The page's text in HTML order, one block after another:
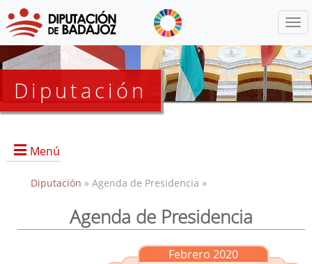
Diputación
Menú
Presidencia
Diputación » Agenda de Presidencia »
Agenda de Presidencia
Febrero 2020